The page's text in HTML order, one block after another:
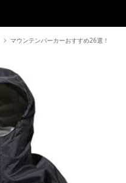
マウンテンパーカーおすすめ26選！